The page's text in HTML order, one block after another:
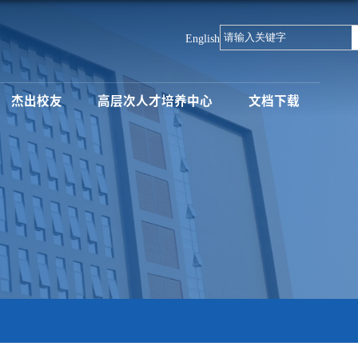
English
杰出校友 高层次人才培养中心 文档下载